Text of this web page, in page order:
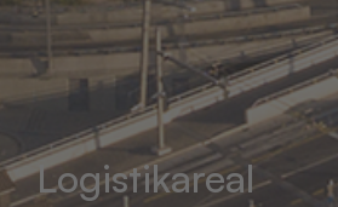
Logistikareal